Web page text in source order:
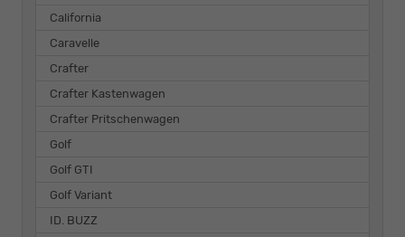
California
Caravelle
Crafter
Crafter Kastenwagen
Crafter Pritschenwagen
Golf
Golf GTI
Golf Variant
ID. BUZZ